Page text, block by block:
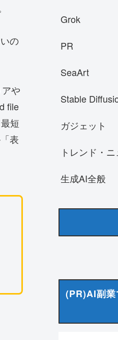
の
や
file
短
表
Grok
PR
SeaArt
Stable
ガジェット
トレンド・
生成AI全般
(PR)AI副業